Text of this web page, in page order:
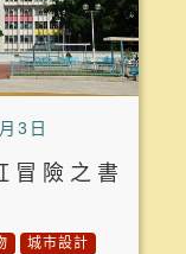
3日
冒險之書
城市設計